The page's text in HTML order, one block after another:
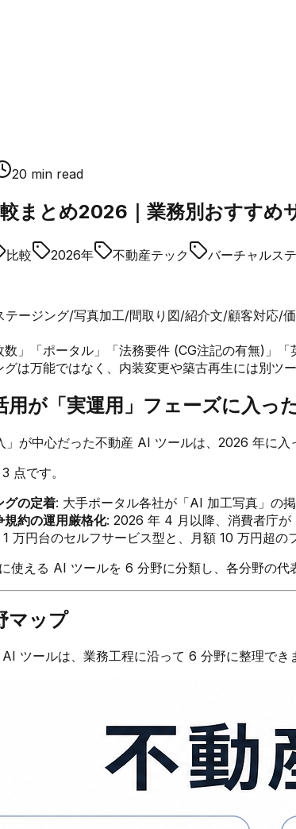
20 min read
まとめ2026｜業務別おすすめ
比較 2026年 不動産テック
バーチャルス
ージング/写真加工/間取り図/紹介文/顧客対応/
数」「ポータル」「法務要件 (CG注記の有無)」
グは万能ではなく、内装変更や築古再生には別
用が「実運用」フェーズに入っ
」が中心だった不動産 AI ツールは、2026 年に入
点です。
グの定着: 大手ポータル各社が「AI 加工写真」の
約の運用厳格化: 2026 年 4 月以降、消費者庁が
万円台のセルフサービス型と、月額 10 万円超の
使える AI ツールを 6 分野に分類し、各分野の代
マップ
ツールは、業務工程に沿って 6 分野に整理でき